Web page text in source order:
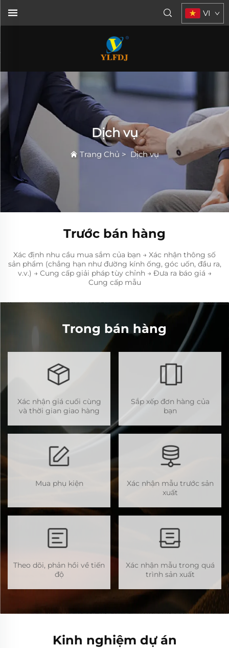
VI
Dịch vụ
Trang Chủ > Dịch vụ
Trước bán hàng
Xác định nhu cầu mua sắm của bạn → Xác nhận thông số
sản phẩm (chẳng hạn như đường kính ống, góc uốn, đầu ra,
v.v.) → Cung cấp giải pháp tùy chỉnh → Đưa ra báo giá →
Cung cấp mẫu
Trong bán hàng
Xác nhận giá cuối cùng
và thời gian giao hàng
Sắp xếp đơn hàng của
bạn
Mua phụ kiện
Xác nhận mẫu trước sản
xuất
Theo dõi, phản hồi về tiến
độ
Xác nhận mẫu trong quá
trình sản xuất
Kinh nghiệm dự án